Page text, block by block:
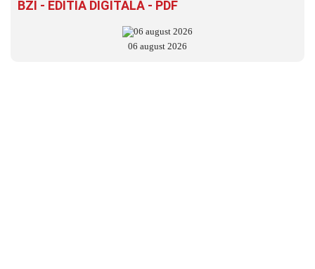
BZI - EDITIA DIGITALĂ - PDF
06 august 2026